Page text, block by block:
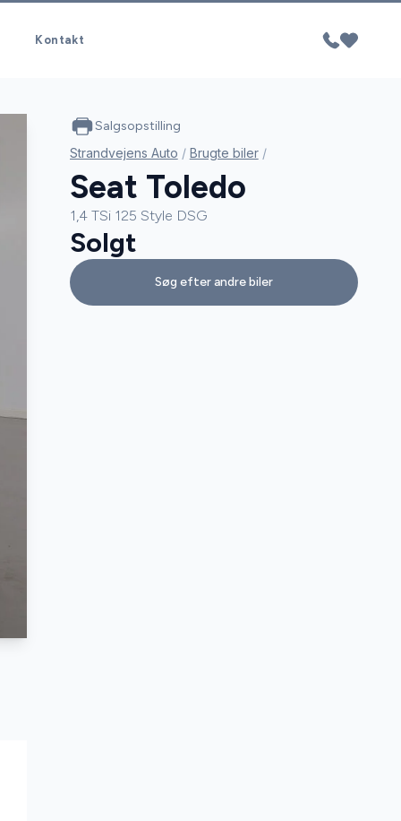
Kontakt
Salgsopstilling
Strandvejens Auto / Brugte biler /
Seat Toledo
1,4 TSi 125 Style DSG
Solgt
Søg efter andre biler